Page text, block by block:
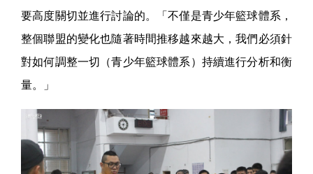
要高度關切並進行討論的。「不僅是青少年籃球體系，
整個聯盟的變化也隨著時間推移越來越大，我們必須針
對如何調整一切（青少年籃球體系）持續進行分析和衡
量。」